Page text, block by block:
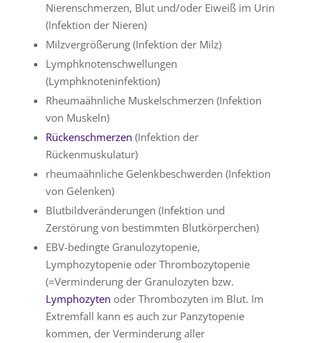
Nierenschmerzen, Blut und/oder Eiweiß im Urin
(Infektion der Nieren)
Milzvergrößerung (Infektion der Milz)
Lymphknotenschwellungen
(Lymphknoteninfektion)
Rheumaähnliche Muskelschmerzen (Infektion
von Muskeln)
Rückenschmerzen (Infektion der
Rückenmuskulatur)
rheumaähnliche Gelenkbeschwerden (Infektion
von Gelenken)
Blutbildveränderungen (Infektion und
Zerstörung von bestimmten Blutkörperchen)
EBV-bedingte Granulozytopenie,
Lymphozytopenie oder Thrombozytopenie
(=Verminderung der Granulozyten bzw.
Lymphozyten oder Thrombozyten im Blut. Im
Extremfall kann es auch zur Panzytopenie
kommen, der Verminderung aller